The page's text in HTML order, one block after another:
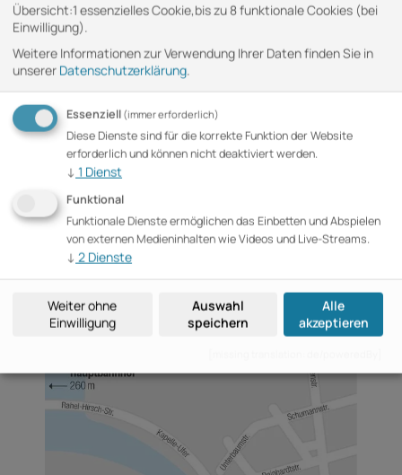
Gern stehen wir Ihnen für Ihre Anfragen zur
Verfügung.
Telefon
Email
tz-bpk@b2events.com
Adresse
B2events GmbH
im Haus der Bundespressekonferenz
Schiffbauerdamm 40, 10117 Berlin
Übersicht:1 essenzielles Cookie,bis zu 8 funktionale Cookies (bei
Einwilligung).
Weitere Informationen zur Verwendung Ihrer Daten finden Sie in
unserer Datenschutzerklärung.
Essenziell (immer erforderlich)
Diese Dienste sind für die korrekte Funktion der Website
erforderlich und können nicht deaktiviert werden.
↓ 1 Dienst
Funktional
Funktionale Dienste ermöglichen das Einbetten und Abspielen
von externen Medieninhalten wie Videos und Live-Streams.
↓ 2 Dienste
Weiter ohne
Einwilligung
Auswahl
speichern
Alle
akzeptieren